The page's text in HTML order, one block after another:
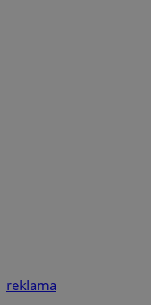
reklama